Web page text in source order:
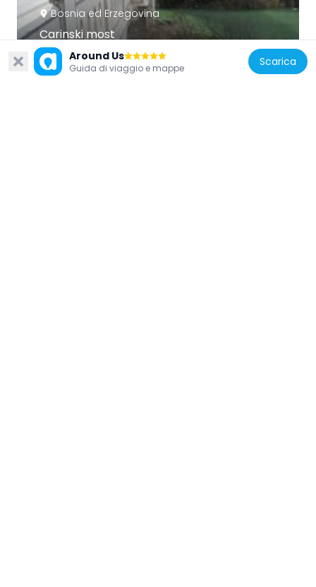
Bosnia ed Erzegovina
Carinski most
1.3 km
Around Us
Guida di viaggio e mappe Scarica